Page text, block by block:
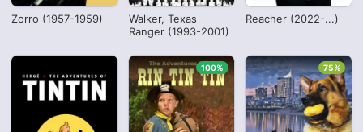
Zorro (1957-1959)
Walker, Texas
Ranger (1993-2001)
Reacher (2022-...)
100% 75%